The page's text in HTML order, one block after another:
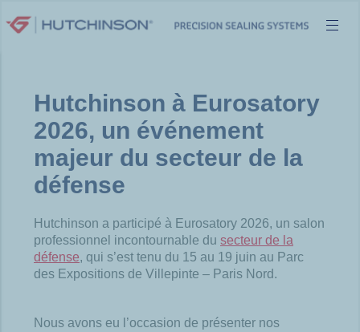
au
Hutchinson à Eurosatory
2026, un événement
majeur du secteur de la
défense
Hutchinson a participé à Eurosatory 2026, un salon
professionnel incontournable du secteur de la
défense, qui s’est tenu du 15 au 19 juin au Parc
des Expositions de Villepinte – Paris Nord.
Nous avons eu l’occasion de présenter nos